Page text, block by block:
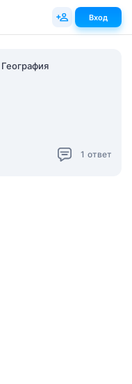
География
1 ответ
Вход